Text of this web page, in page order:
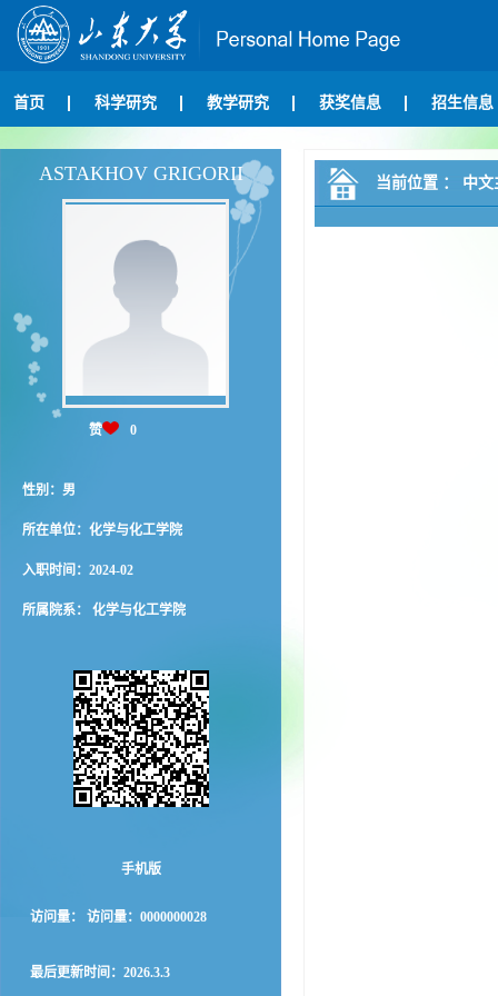
首页 科学研究 教学研究 获奖信息 招生信息
ASTAKHOV GRIGORII
赞 0
性别：男
所在单位：化学与化工学院
入职时间：2024-02
所属院系： 化学与化工学院
手机版
访问量： 访问量： 0000000028
最后更新时间： 2026.3.3
当前位置 ： 中文